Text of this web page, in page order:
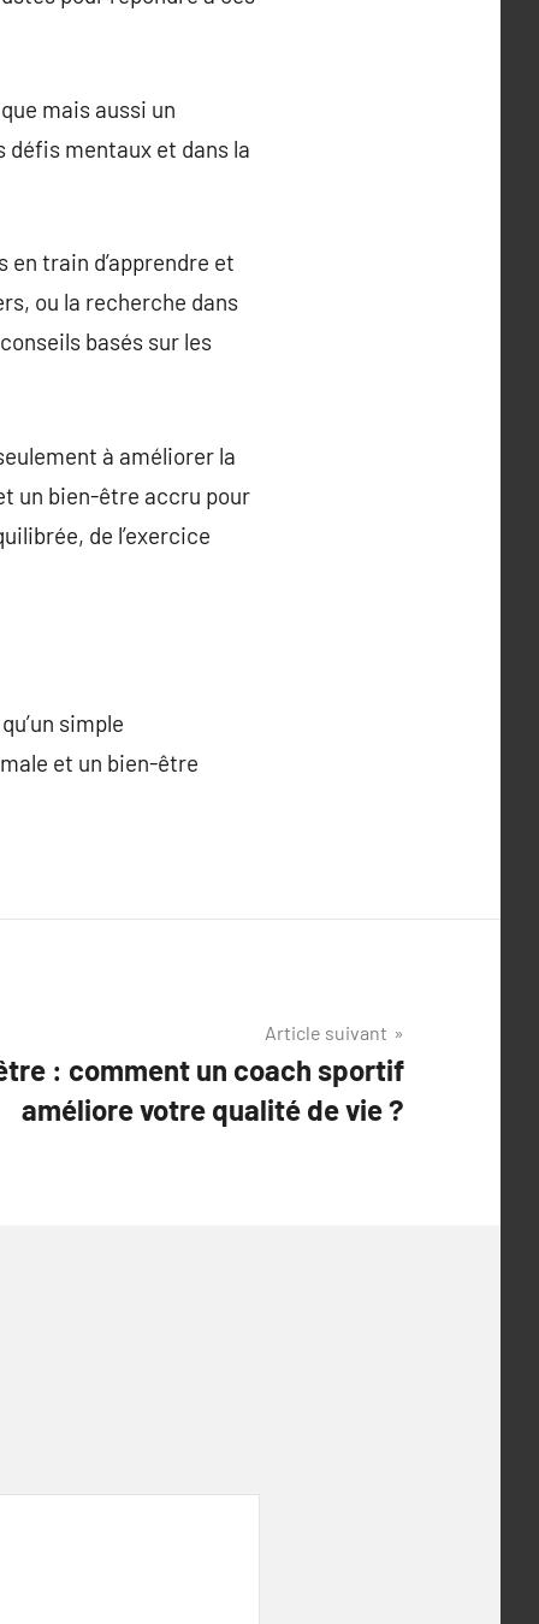
mais aussi un
défis mentaux et dans la
train d’apprendre et
ou la recherche dans
basés sur les
à améliorer la
un bien-être accru pour
de l’exercice
simple
et un bien-être
Article suivant
: comment un coach sportif
améliore votre qualité de vie ?